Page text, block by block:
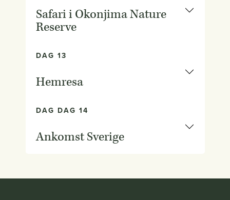
Safari i Okonjima Nature
Reserve
DAG 13
Hemresa
DAG DAG 14
Ankomst Sverige